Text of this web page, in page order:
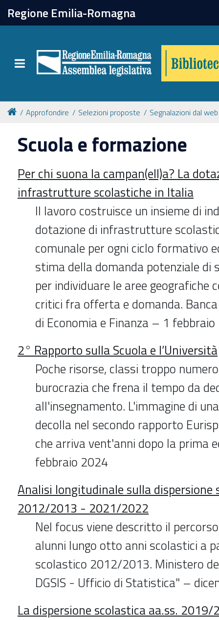
Regione Emilia-Romagna
Toggle navigation
chiudi
Catalogo online
Collezioni
Per approfondire
Appuntamenti
Prenotazione spazi
Approfondire Selezioni proposte Segnalazioni dal web
Scuola e formazione
Per chi suona la campan(ell)a? La
infrastrutture scolastiche in Italia
Il lavoro costruisce un insieme di
dotazione di infrastrutture
comunale per ogni ciclo formativo
stima della domanda potenziale di
per individuare le aree geografiche
critici fra offerta e domanda.
di Economia e Finanza – 1
2° Rapporto sulla Scuola e l’Università
Poche risorse, classi troppo
burocrazia che frena il tempo da
all'insegnamento. L'immagine di
decolla nel secondo rapporto
che arriva vent'anni dopo la prima
febbraio 2024
Analisi longitudinale sulla dispersione
2012/2013 - 2021/2022
Nel focus viene descritto il
alunni lungo otto anni scolastici a
scolastico 2012/2013. Ministero
DGSIS - Ufficio di Statistica" –
La dispersione scolastica aa.ss.